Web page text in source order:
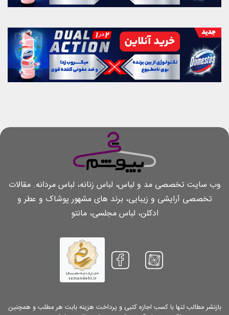
وب سایت تخصصی مد و لباس، لباس زنانه، لباس مردانه. مقالات
تخصصی آرایشی و زیبایی، برند های مشهور پوشاک و عطر و
ادکلن، لباس مجلسی، مانتو
بازنشر مطالب تنها با کسب اجازه کتبی و پرداخت هزینه بابت هر مطلب و همچنین